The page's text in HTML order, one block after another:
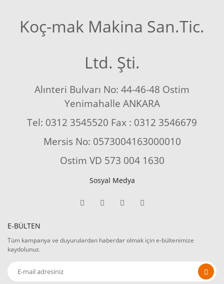
Koç-mak Makina San.Tic.
Ltd. Şti.
Alınteri Bulvarı No: 44-46-48 Ostim
Yenimahalle ANKARA
Tel: 0312 3545520 Fax : 0312 3546679
Mersis No: 0573004163000010
Ostim VD 573 004 1630
Sosyal Medya
E-BÜLTEN
Tüm kampanya ve duyurulardan haberdar olmak için e-bültenimize
kaydolunuz.